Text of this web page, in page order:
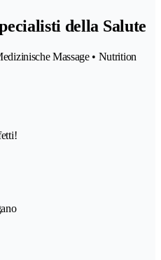
della Salute
Massage • Nutrition